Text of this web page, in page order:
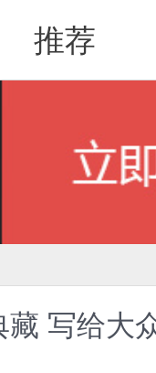
推荐